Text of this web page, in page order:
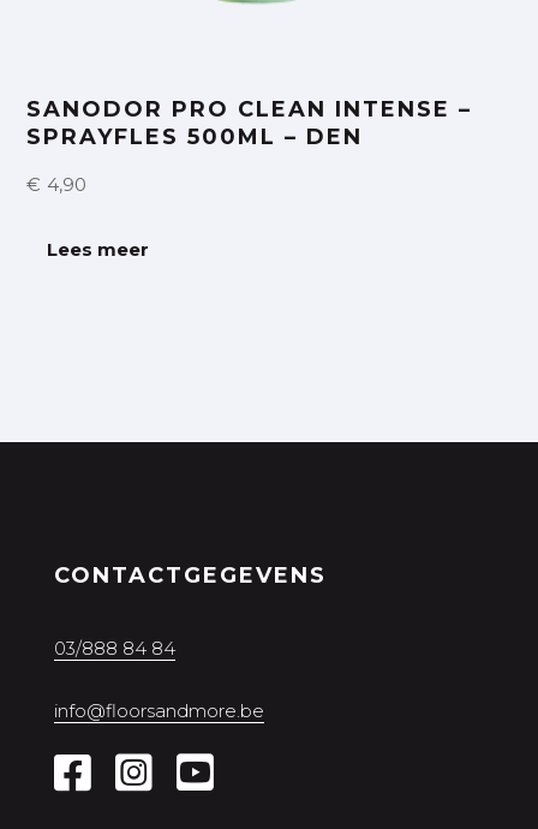
SANODOR PRO CLEAN INTENSE –
SPRAYFLES 500ML – DEN
€ 4,90
Lees meer
CONTACTGEGEVENS
03/888 84 84
info@floorsandmore.be